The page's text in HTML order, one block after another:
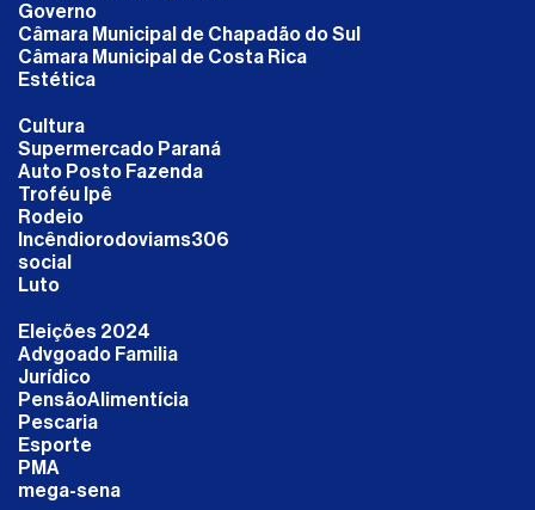
Governo
Câmara Municipal de Chapadão do Sul
Câmara Municipal de Costa Rica
Estética
Cultura
Supermercado Paraná
Auto Posto Fazenda
Troféu Ipê
Rodeio
Incêndiorodoviams306
social
Luto
Eleições 2024
Advgoado Familia
Jurídico
PensãoAlimentícia
Pescaria
Esporte
PMA
mega-sena